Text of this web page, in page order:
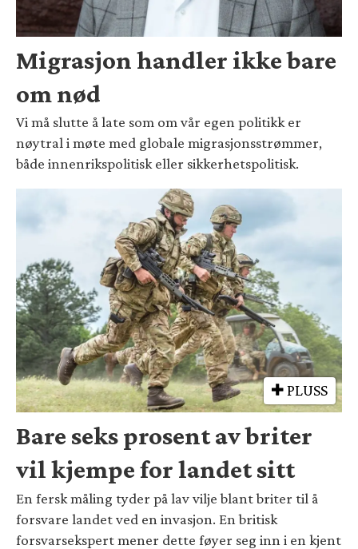
Migrasjon handler ikke bare
om nød
Vi må slutte å late som om vår egen politikk er
nøytral i møte med globale migrasjonsstrømmer,
både innenrikspolitisk eller sikkerhetspolitisk.
PLUSS
Bare seks prosent av briter
vil kjempe for landet sitt
En fersk måling tyder på lav vilje blant briter til å
forsvare landet ved en invasjon. En britisk
forsvarsekspert mener dette føyer seg inn i en kjent